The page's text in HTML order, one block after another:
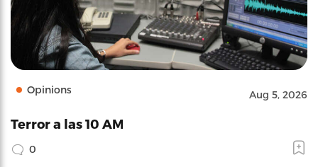
Opinions Aug 5, 2026
Terror a las 10 AM
0